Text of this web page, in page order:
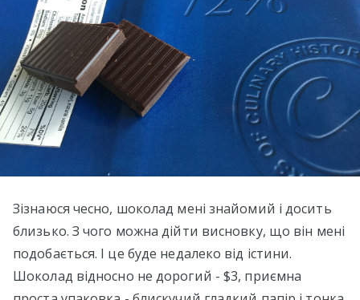
Зізнаюся чесно, шоколад мені знайомий і досить
близько. З чого можна дійти висновку, що він мені
подобається. І це буде недалеко від істини.
Шоколад відносно не дорогий - $3, приємна